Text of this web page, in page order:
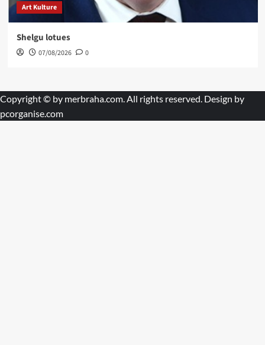
Art Kulture
Shelgu lotues
07/08/2026 0
Copyright © by merbraha.com. All rights reserved. Design by
pcorganise.com